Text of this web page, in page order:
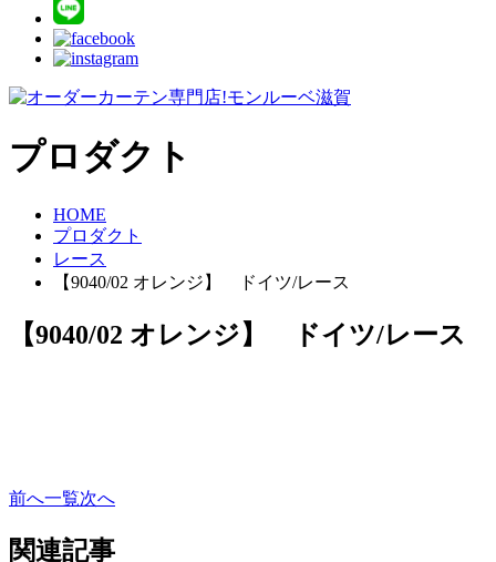
プロダクト
HOME
プロダクト
レース
【9040/02 オレンジ】 ドイツ/レース
【9040/02 オレンジ】 ドイツ/レース
前へ一覧次へ
関連記事